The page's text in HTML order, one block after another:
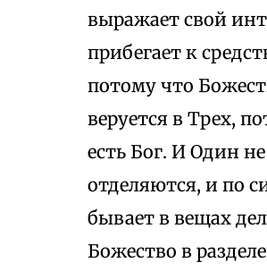
выражает свой
прибегает к
потому что
веруется в Трех,
есть Бог. И Один
отделяются, и по
бывает в вещах
Божество в